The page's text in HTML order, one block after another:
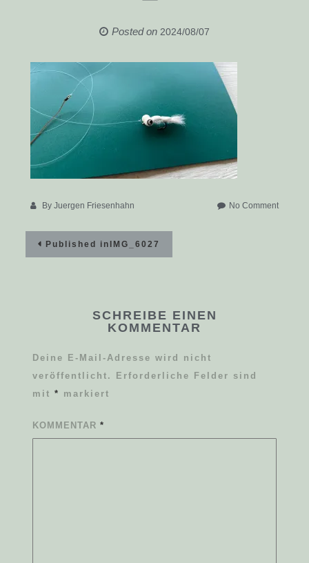
Posted on 2024/08/07
ByJuergen Friesenhahn No Commenton
Beitragsnavigation
Published in IMG_6027
SCHREIBE EINEN
KOMMENTAR
Deine E-Mail-Adresse wird nicht
veröffentlicht.
Erforderliche Felder sind
mit* markiert
KOMMENTAR*